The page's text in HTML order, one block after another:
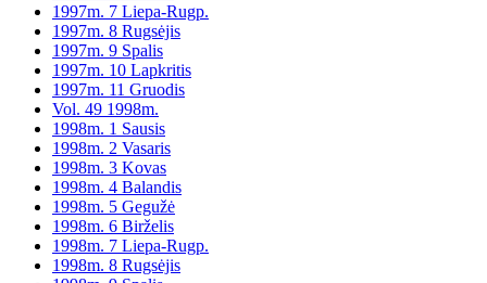
1997m. 7 Liepa-Rugp.
1997m. 8 Rugsėjis
1997m. 9 Spalis
1997m. 10 Lapkritis
1997m. 11 Gruodis
Vol. 49 1998m.
1998m. 1 Sausis
1998m. 2 Vasaris
1998m. 3 Kovas
1998m. 4 Balandis
1998m. 5 Gegužė
1998m. 6 Birželis
1998m. 7 Liepa-Rugp.
1998m. 8 Rugsėjis